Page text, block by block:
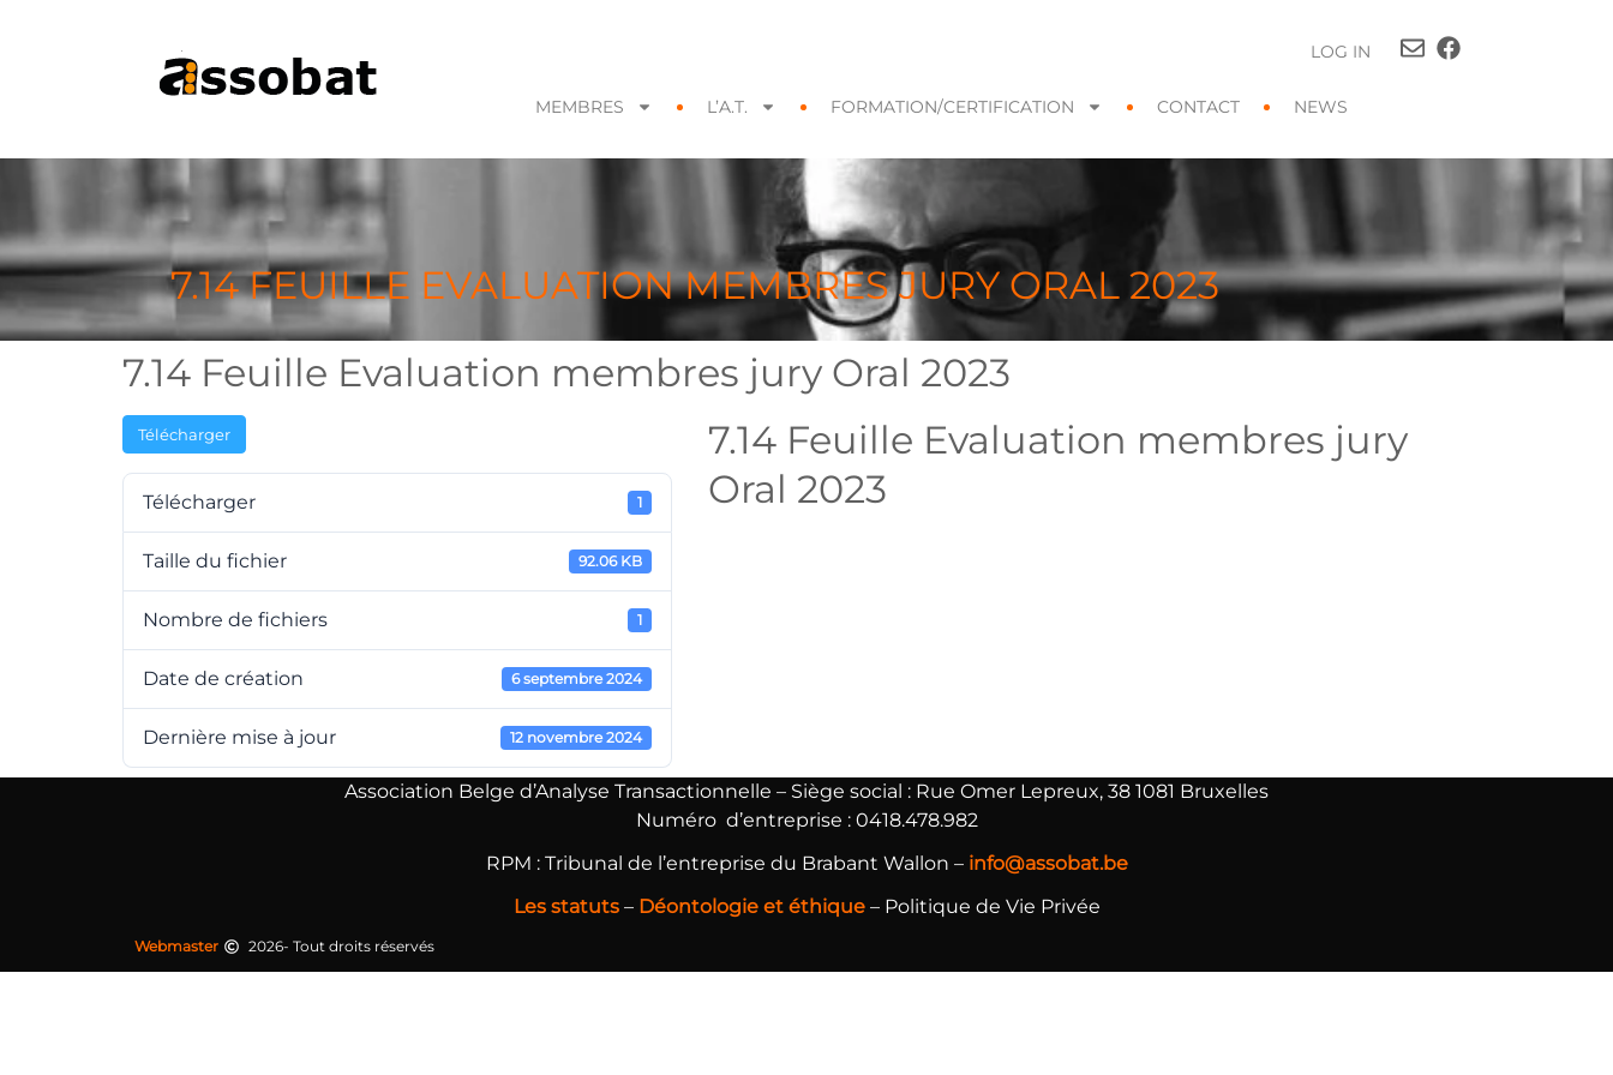
LOG IN
MEMBRES L’A.T. FORMATION/CERTIFICATION CONTACT NEWS
7.14 FEUILLE EVALUATION MEMBRES JURY ORAL 2023
7.14 Feuille Evaluation membres jury Oral 2023
Télécharger
Télécharger 1
Taille du fichier 92.06 KB
Nombre de fichiers 1
Date de création 6 septembre 2024
Dernière mise à jour 12 novembre 2024
7.14 Feuille Evaluation membres jury
Oral 2023
Association Belge d’Analyse Transactionnelle – Siège social : Rue Omer Lepreux, 38 1081 Bruxelles
Numéro d’entreprise : 0418.478.982
RPM : Tribunal de l’entreprise du Brabant Wallon – info@assobat.be
Les statuts– Déontologie et éthique– Politique de Vie Privée
Webmaster 2026- Tout droits réservés